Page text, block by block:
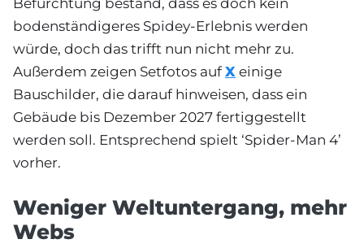
Befürchtung bestand, dass es doch kein
bodenständigeres Spidey-Erlebnis werden
würde, doch das trifft nun nicht mehr zu.
Außerdem zeigen Setfotos aufX einige
Bauschilder, die darauf hinweisen, dass ein
Gebäude bis Dezember 2027 fertiggestellt
werden soll. Entsprechend spielt ‘Spider-Man 4’
vorher.
Weniger Weltuntergang, mehr
Webs